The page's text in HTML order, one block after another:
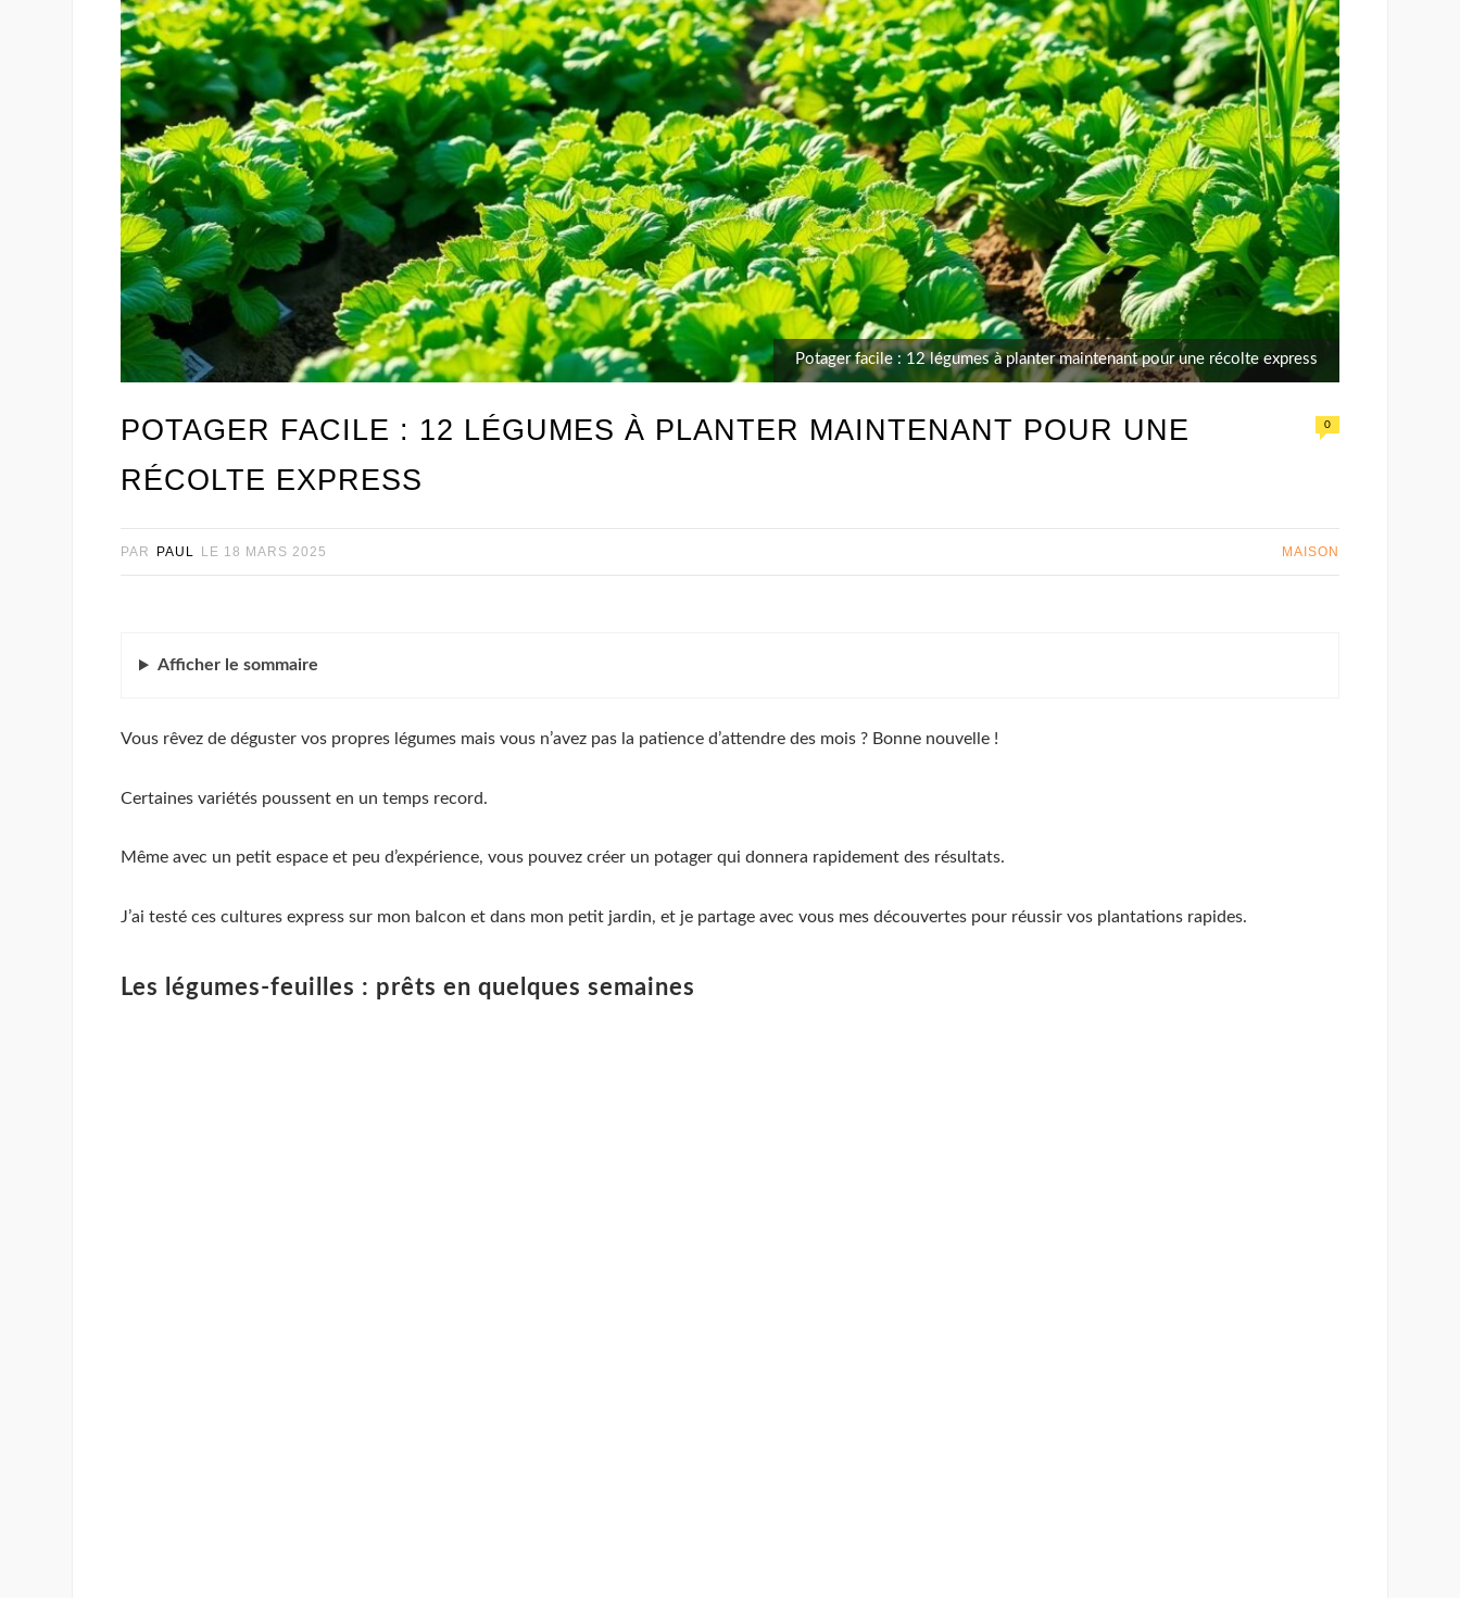
Potager facile : 12 légumes à planter maintenant pour une récolte express
POTAGER FACILE : 12 LÉGUMES À PLANTER MAINTENANT POUR UNE
RÉCOLTE EXPRESS
0
PAR PAUL LE 18 MARS 2025 MAISON
Afficher le sommaire
Vous rêvez de déguster vos propres légumes mais vous n’avez pas la patience d’attendre des mois ? Bonne nouvelle !
Certaines variétés poussent en un temps record.
Même avec un petit espace et peu d’expérience, vous pouvez créer un potager qui donnera rapidement des résultats.
J’ai testé ces cultures express sur mon balcon et dans mon petit jardin, et je partage avec vous mes découvertes pour réussir vos plantations rapides.
Les légumes-feuilles : prêts en quelques semaines